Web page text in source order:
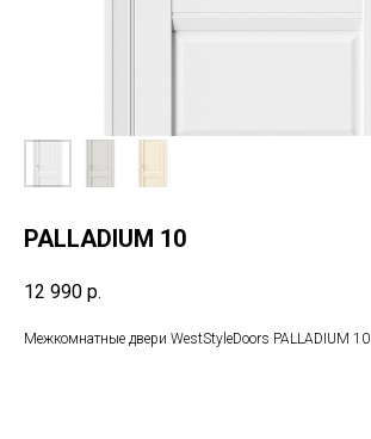
PALLADIUM 10
12 990 р.
Межкомнатные двери WestStyleDoors PALLADIUM 10